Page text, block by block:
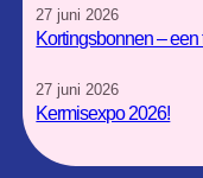
27 juni 2026
Kortingsbonnen – een
27 juni 2026
Kermisexpo 2026!